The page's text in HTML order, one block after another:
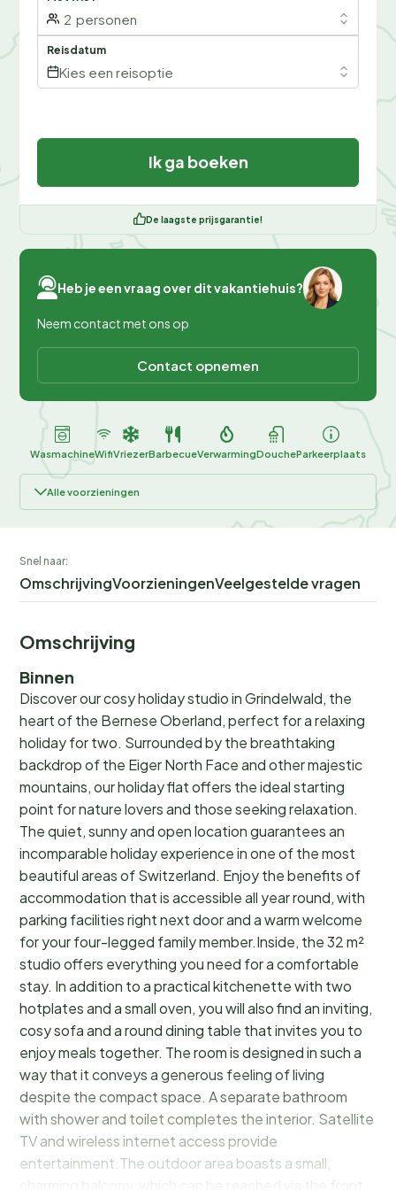
2 personen
Reisdatum
Kies een reisoptie
Ik ga boeken
De laagste prijsgarantie!
Heb je een vraag over dit vakantiehuis?
Neem contact met ons op
Contact opnemen
WasmachineWifiVriezerBarbecueVerwarmingDoucheParkeerplaats
Alle voorzieningen
Snel naar:
OmschrijvingVoorzieningenVeelgestelde vragen
Omschrijving
Binnen
Discover our cosy holiday studio in Grindelwald, the
heart of the Bernese Oberland, perfect for a relaxing
holiday for two. Surrounded by the breathtaking
backdrop of the Eiger North Face and other majestic
mountains, our holiday flat offers the ideal starting
point for nature lovers and those seeking relaxation.
The quiet, sunny and open location guarantees an
incomparable holiday experience in one of the most
beautiful areas of Switzerland. Enjoy the benefits of
accommodation that is accessible all year round, with
parking facilities right next door and a warm welcome
for your four-legged family member.Inside, the 32 m²
studio offers everything you need for a comfortable
stay. In addition to a practical kitchenette with two
hotplates and a small oven, you will also find an inviting,
cosy sofa and a round dining table that invites you to
enjoy meals together. The room is designed in such a
way that it conveys a generous feeling of living
despite the compact space. A separate bathroom
with shower and toilet completes the interior. Satellite
TV and wireless internet access provide
entertainment.The outdoor area boasts a small,